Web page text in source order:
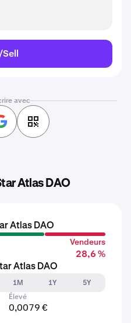
Sell
avec
Atlas DAO
Atlas DAO
Vendeurs
28,6 %
Atlas DAO
1M 1Y
5Y
Élevé
0,0079 €